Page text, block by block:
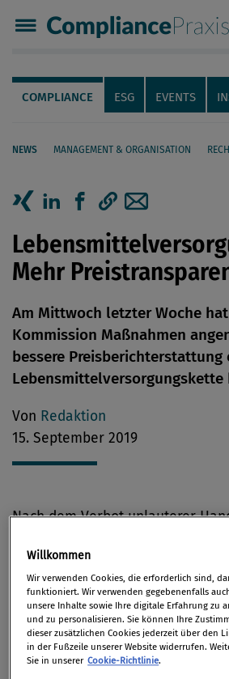
Compliance Praxis
Servicenavigation
Navigation
COMPLIANCE ESG EVENTS
NEWS MANAGEMENT & ORGANISATION
Seiteninhalt
Artikel auf Xing teilen
Artikel auf linkedIn
Artikel auf
Artikellink
Mehr
Am Mittwoch letzter Woche
Kommission Maßnahmen
bessere Preisberichterstattung
Lebensmittelversorgungskette
Von Redaktion
15. September 2019
Nach dem Verbot unlauterer
Zusammenarbeit der Erzeuger
im Mai das dritte Element vor,
Fairness in der
erreicht werden soll: Die
Agrarerzeugnisse und
verschiedenen Stufen entlang
Willkommen
Wir verwenden Cookies, die erforderlich sind,
funktioniert. Wir verwenden gegebenenfalls
unsere Inhalte sowie Ihre digitale Erfahrung zu
und zu personalisieren. Sie können Ihre
dieser zusätzlichen Cookies jederzeit über den
in der Fußzeile unserer Website widerrufen.
Sie in unserer Cookie-Richtlinie.